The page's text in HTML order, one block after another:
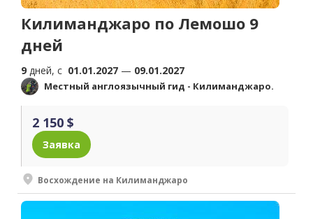
Килиманджаро по Лемошо 9
дней
9 дней, c 01.01.2027 — 09.01.2027
Местный англоязычный гид - Килиманджаро.
2 150 $
Заявка
Восхождение на Килиманджаро